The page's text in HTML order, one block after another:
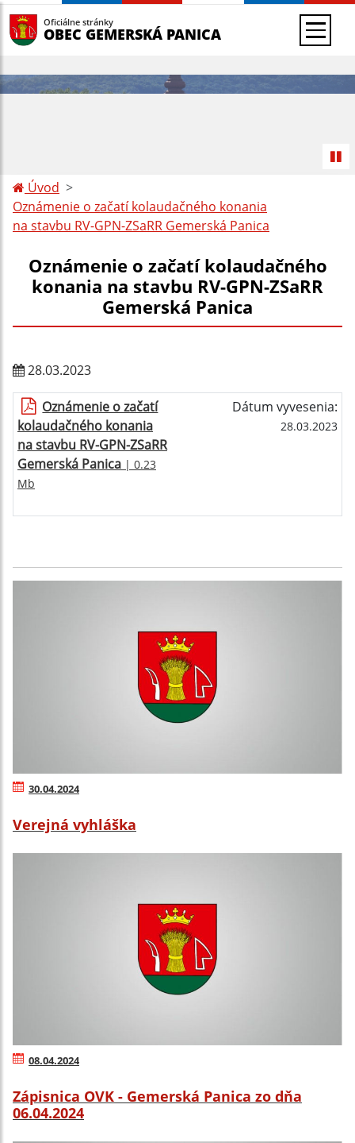
Oficiálne stránky
OBEC GEMERSKÁ PANICA
Úvod
Oznámenie o začatí kolaudačného konania
na stavbu RV-GPN-ZSaRR Gemerská Panica
Oznámenie o začatí kolaudačného
konania na stavbu RV-GPN-ZSaRR
Gemerská Panica
28.03.2023
Oznámenie o začatí
kolaudačného konania
na stavbu RV-GPN-ZSaRR
Gemerská Panica | 0.23
Mb
Dátum vyvesenia:
28.03.2023
30.04.2024
Verejná vyhláška
08.04.2024
Zápisnica OVK - Gemerská Panica zo dňa
06.04.2024